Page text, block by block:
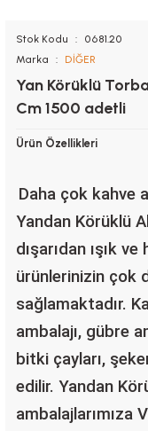
Stok Kodu
0681.20
Marka
DİĞER
Yan Körüklü
Cm 1500 adetli
Ürün Özellikleri
Daha çok kahve
Yandan Körüklü
dışarıdan ışık
ürünlerinizin çok
sağlamaktadır.
ambalajı, gübre
bitki çayları,
edilir. Yandan
ambalajlarımıza